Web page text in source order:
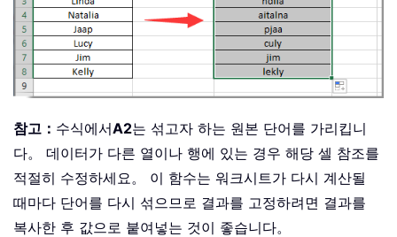
참고： 수식에서A2는 섞고자 하는 원본 단어를 가리킵니
다。 데이터가 다른 열이나 행에 있는 경우 해당 셀 참조를
적절히 수정하세요。 이 함수는 워크시트가 다시 계산될
때마다 단어를 다시 섞으므로 결과를 고정하려면 결과를
복사한 후 값으로 붙여넣는 것이 좋습니다。